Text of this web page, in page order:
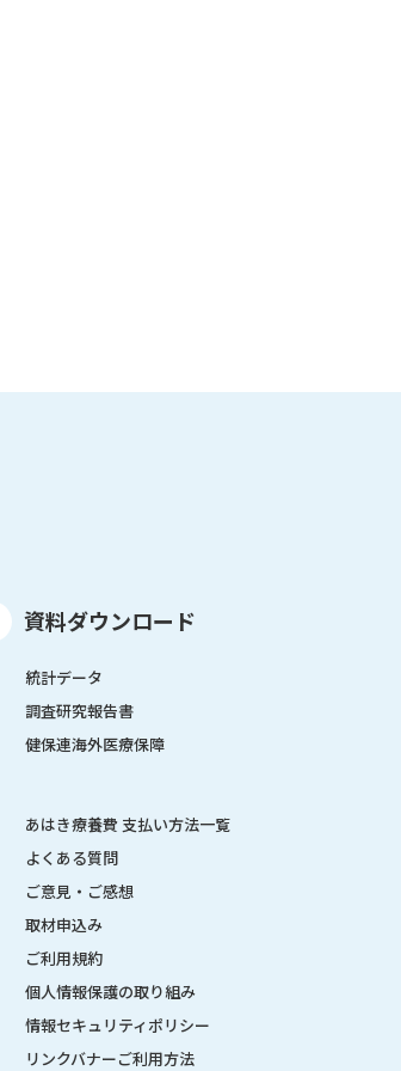
資料ダウンロード
統計データ
調査研究報告書
健保連海外医療保障
あはき療養費 支払い方法一覧
よくある質問
ご意見・ご感想
取材申込み
ご利用規約
個人情報保護の取り組み
情報セキュリティポリシー
リンクバナーご利用方法